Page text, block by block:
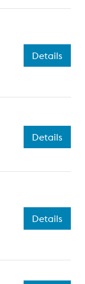
Details
Details
Details